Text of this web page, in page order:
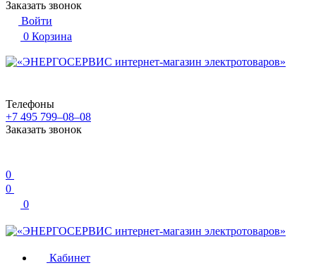
Заказать звонок
Войти
0 Корзина
Телефоны
+7 495 799–08–08
Заказать звонок
0
0
0
Кабинет